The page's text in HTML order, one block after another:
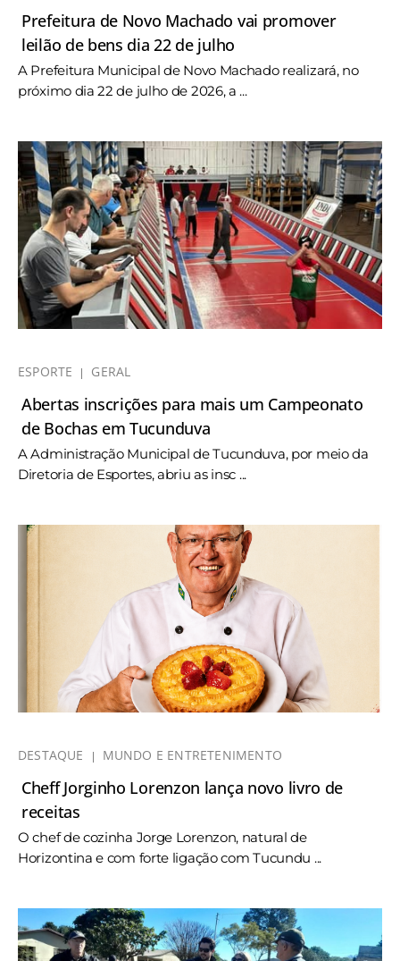
Prefeitura de Novo Machado vai promover
leilão de bens dia 22 de julho
A Prefeitura Municipal de Novo Machado realizará, no
próximo dia 22 de julho de 2026, a ...
ESPORTE GERAL
Abertas inscrições para mais um Campeonato
de Bochas em Tucunduva
A Administração Municipal de Tucunduva, por meio da
Diretoria de Esportes, abriu as insc ...
DESTAQUE MUNDO E ENTRETENIMENTO
Cheff Jorginho Lorenzon lança novo livro de
receitas
O chef de cozinha Jorge Lorenzon, natural de
Horizontina e com forte ligação com Tucundu ...